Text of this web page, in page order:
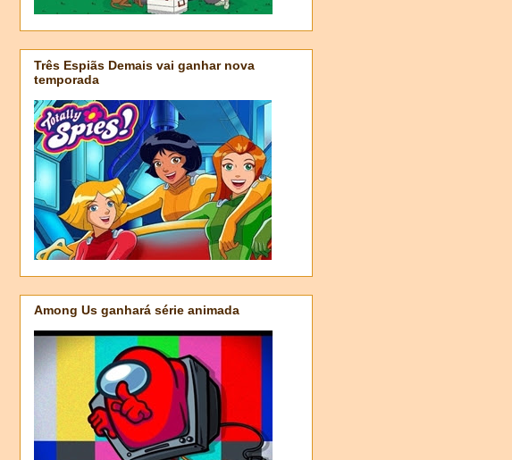
Três Espiãs Demais vai ganhar nova
temporada
Among Us ganhará série animada